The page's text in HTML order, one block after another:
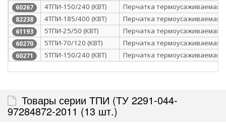
60267 4ТПИ-150/240 (КВТ) Перчатка термоусаживаемая
82238 4ТПИ-185/400 (КВТ) Перчатка термоусаживаемая
61193 5ТПИ-25/50 (КВТ) Перчатка термоусаживаемая
60270 5ТПИ-70/120 (КВТ) Перчатка термоусаживаемая
60271 5ТПИ-150/240 (КВТ) Перчатка термоусаживаемая
Товары серии ТПИ (ТУ 2291-044-
97284872-2011 (13 шт.)